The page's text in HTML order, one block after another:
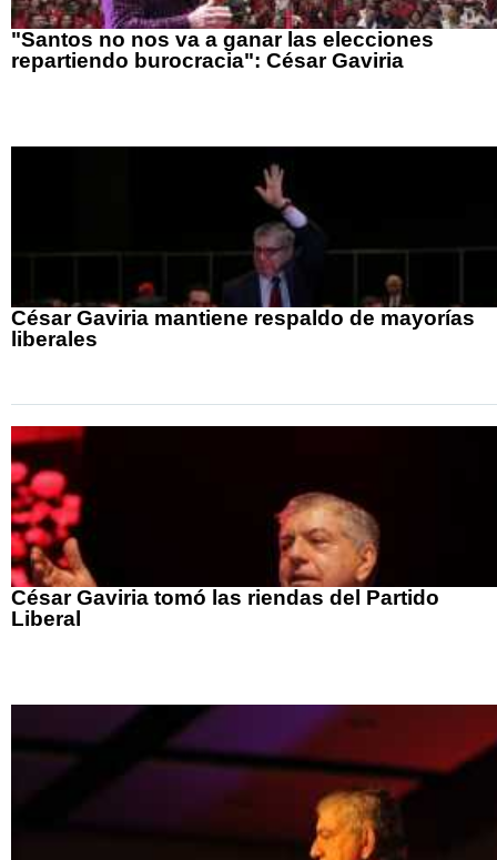
"Santos no nos va a ganar las elecciones
repartiendo burocracia": César Gaviria
César Gaviria mantiene respaldo de mayorías
liberales
César Gaviria tomó las riendas del Partido
Liberal